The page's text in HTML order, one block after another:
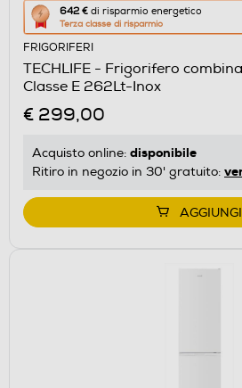
642 € di risparmio energetico
Terza classe di risparmio
Questa
azione
aprirà
il
Calcolatore
di
energetico
di
Youreko.
FRIGORIFERI
TECHLIFE - Frigorifero
Classe E 262Lt-Inox
€ 299,00
Acquisto online: disponibile
Ritiro in negozio in 30' gratuito:
AGGIUNGI